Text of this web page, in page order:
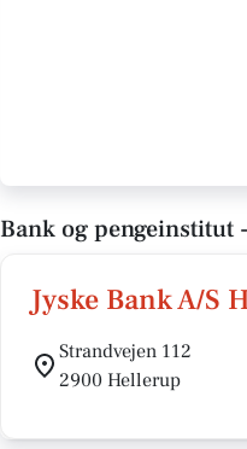
Bank og
Jyske Bank A/S
Strandvejen 112
2900 Hellerup